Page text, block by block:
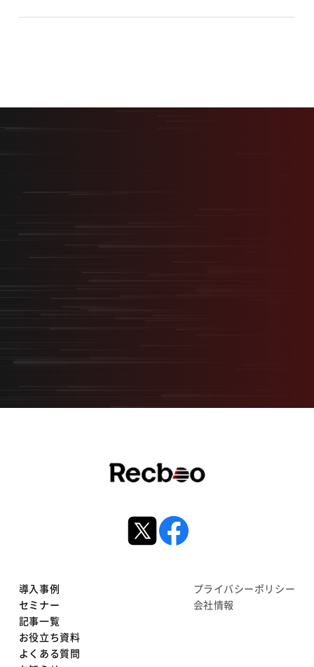
導入事例
セミナー
記事一覧
お役立ち資料
よくある質問
プライバシーポリシー
会社情報